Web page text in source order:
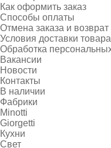
Как оформить заказ
Способы оплаты
Отмена заказа и возврат
Условия доставки товара
Обработка
Вакансии
Новости
Контакты
В наличии
Фабрики
Minotti
Giorgetti
Кухни
Свет